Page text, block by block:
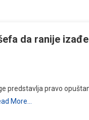
da ranije
predstavlja pravo
More…